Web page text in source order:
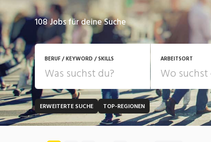
108Jobs für deine Suche
BERUF / KEYWORD / SKILLS ARBEITSORT
JOB-TYPBank, Versicherung
ERWEITERTE SUCHE TOP-REGIONEN